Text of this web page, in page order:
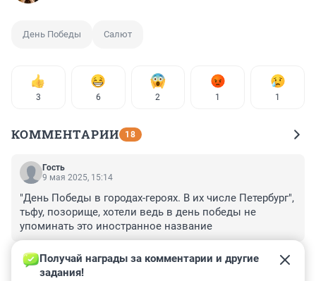
День Победы Салют
3 6 2 1 1
КОММЕНТАРИИ 18
Гость
9 мая 2025, 15:14
"День Победы в городах-героях. В их числе Петербург",
тьфу, позорище, хотели ведь в день победы не
упоминать это иностранное название
–2
Гость
Получай награды за комментарии и другие
задания!